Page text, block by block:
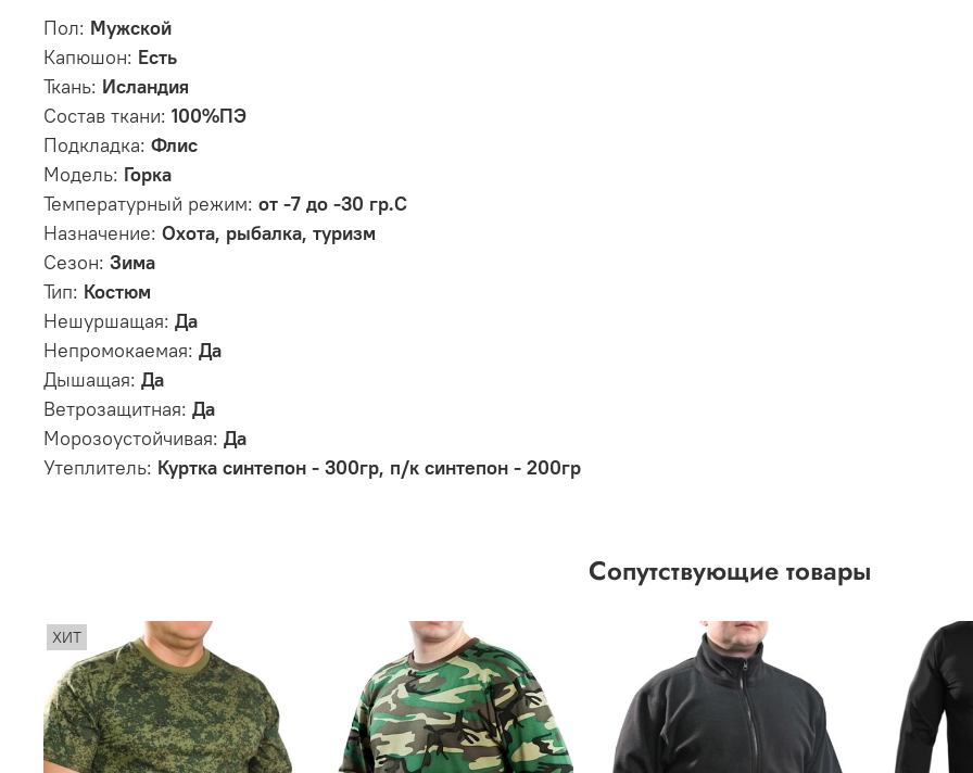
Пол: Мужской
Капюшон: Есть
Ткань: Исландия
Состав ткани: 100%ПЭ
Подкладка: Флис
Модель: Горка
Температурный режим: от -7 до -30 гр.С
Назначение: Охота, рыбалка, туризм
Сезон: Зима
Тип: Костюм
Нешуршащая: Да
Непромокаемая: Да
Дышащая: Да
Ветрозащитная: Да
Морозоустойчивая: Да
Утеплитель: Куртка синтепон - 300гр, п/к синтепон - 200гр
Сопутствующие товары
ХИТ